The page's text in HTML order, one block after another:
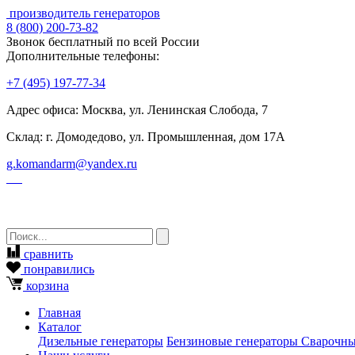
производитель генераторов
8 (800) 200-73-82
Звонок бесплатный по всей России
Дополнительные телефоны:
+7 (495) 197-77-34
Адрес офиса: Москва, ул. Ленинская Слобода, 7
Склад: г. Домодедово, ул. Промышленная, дом 17А
g.komandarm@yandex.ru
сравнить
понравились
корзина
Главная
Каталог
Дизельные генераторы Бензиновые генераторы